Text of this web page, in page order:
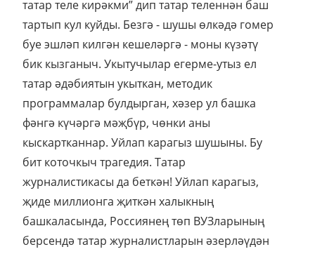
татар теле кирәкми” дип татар теленнән баш
тартып кул куйды. Безгә - шушы өлкәдә гомер
буе эшләп килгән кешеләргә - моны күзәтү
бик кызганыч. Укытучылар егерме-утыз ел
татар әдәбиятын укыткан, методик
программалар булдырган, хәзер ул башка
фәнгә күчәргә мәҗбүр, чөнки аны
кыскартканнар. Уйлап карагыз шушыны. Бу
бит коточкыч трагедия. Татар
журналистикасы да беткән! Уйлап карагыз,
җиде миллионга җиткән халыкның
башкаласында, Россиянең төп ВУЗларының
берсендә татар журналистларын әзерләүдән